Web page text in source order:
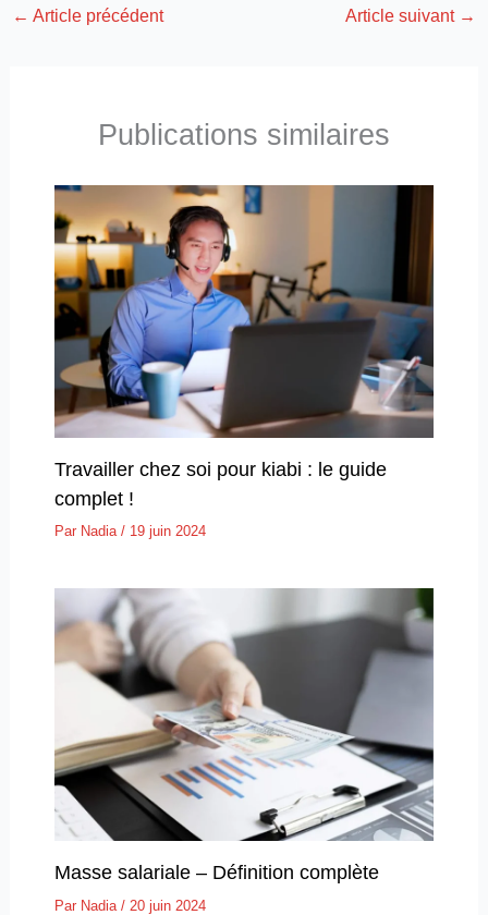
← Article précédent Article suivant →
Publications similaires
Travailler chez soi pour kiabi : le guide
complet !
Par Nadia / 19 juin 2024
Masse salariale – Définition complète
Par Nadia / 20 juin 2024